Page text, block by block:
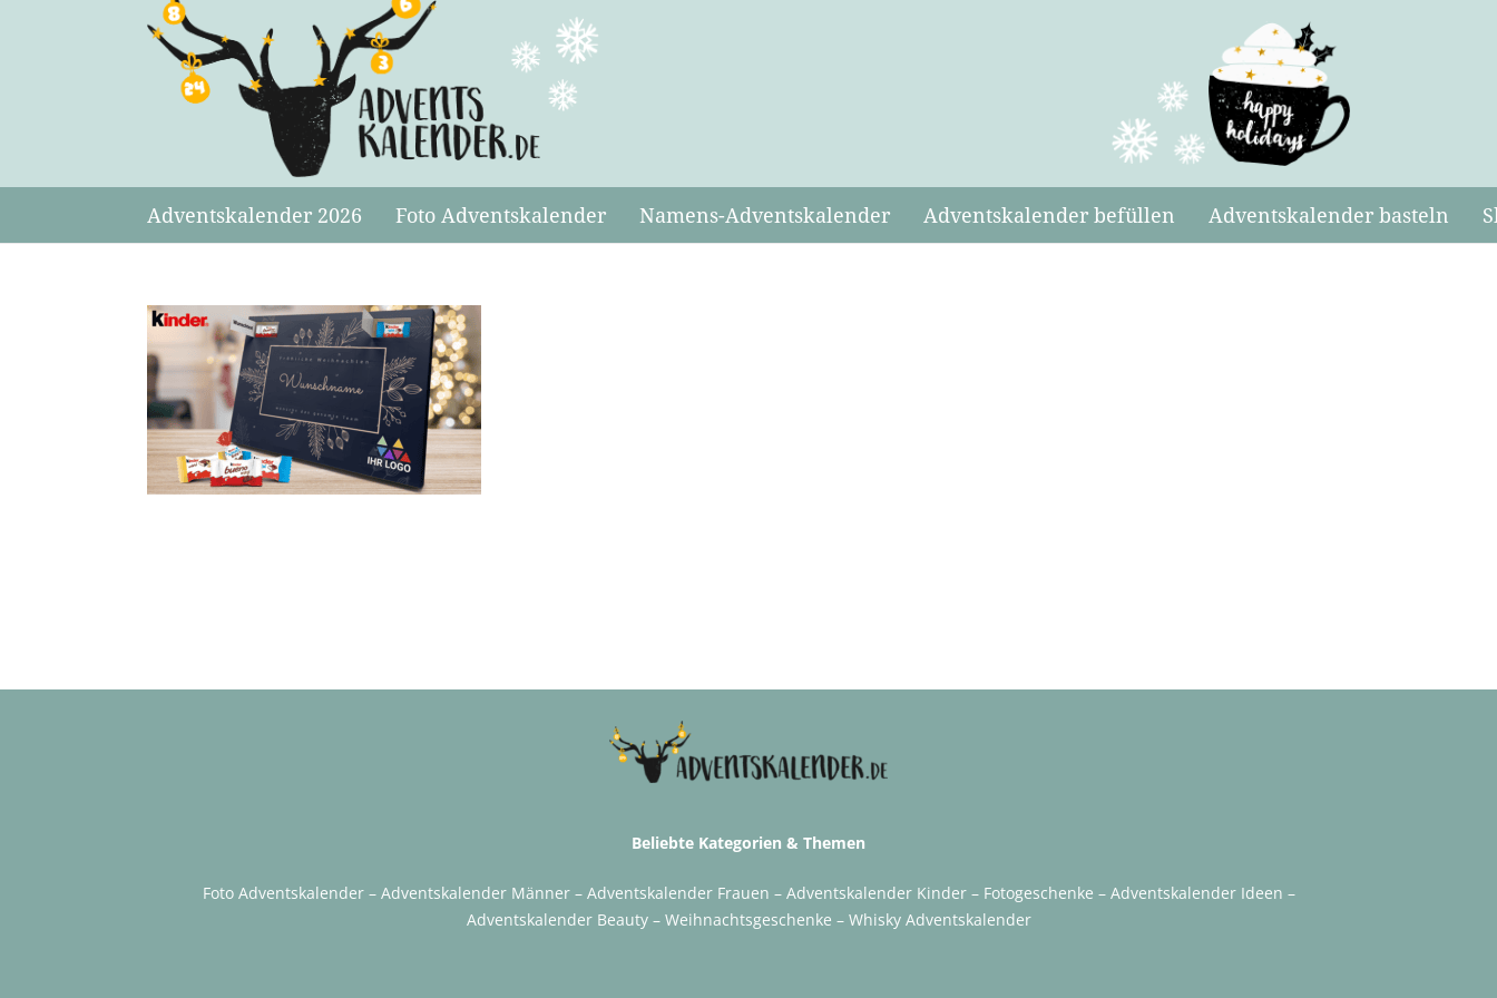
Adventskalender 2026 Foto Adventskalender Namens-Adventskalender Adventskalender befüllen Adventskalender basteln
Beliebte Kategorien & Themen
Foto Adventskalender– Adventskalender Männer– Adventskalender Frauen – Adventskalender Kinder– Fotogeschenke – AdventskalenderIdeen –
Adventskalender Beauty– Weihnachtsgeschenke – Whisky Adventskalender